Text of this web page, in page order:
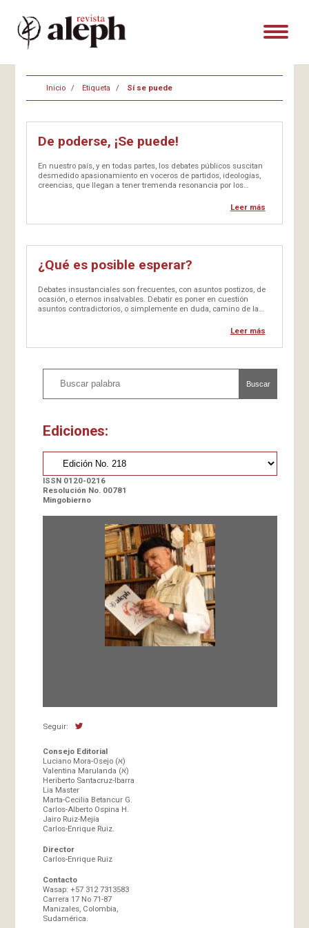
Inicio Etiqueta Sí se puede
De poderse, ¡Se puede!
En nuestro país, y en todas partes, los debates públicos suscitan
desmedido apasionamiento en voceros de partidos, ideologías,
creencias, que llegan a tener tremenda resonancia por los
Leer más
¿Qué es posible esperar?
Debates insustanciales son frecuentes, con asuntos postizos, de
ocasión, o eternos insalvables. Debatir es poner en cuestión
asuntos contradictorios, o simplemente en duda, camino de la
Leer más
Buscar
Ediciones:
ISSN 0120-0216
Resolución No. 00781
Mingobierno
Seguir:
Consejo Editorial
Luciano Mora-Osejo (א)
Valentina Marulanda (א)
Heriberto Santacruz-Ibarra
Lia Master
Marta-Cecilia Betancur G.
Carlos-Alberto Ospina H.
Jairo Ruiz-Mejía
Carlos-Enrique Ruiz.
Director
Carlos-Enrique Ruiz
Contacto
Wasap: +57 312 7313583
Carrera 17 No 71-87
Manizales, Colombia,
Sudamérica.